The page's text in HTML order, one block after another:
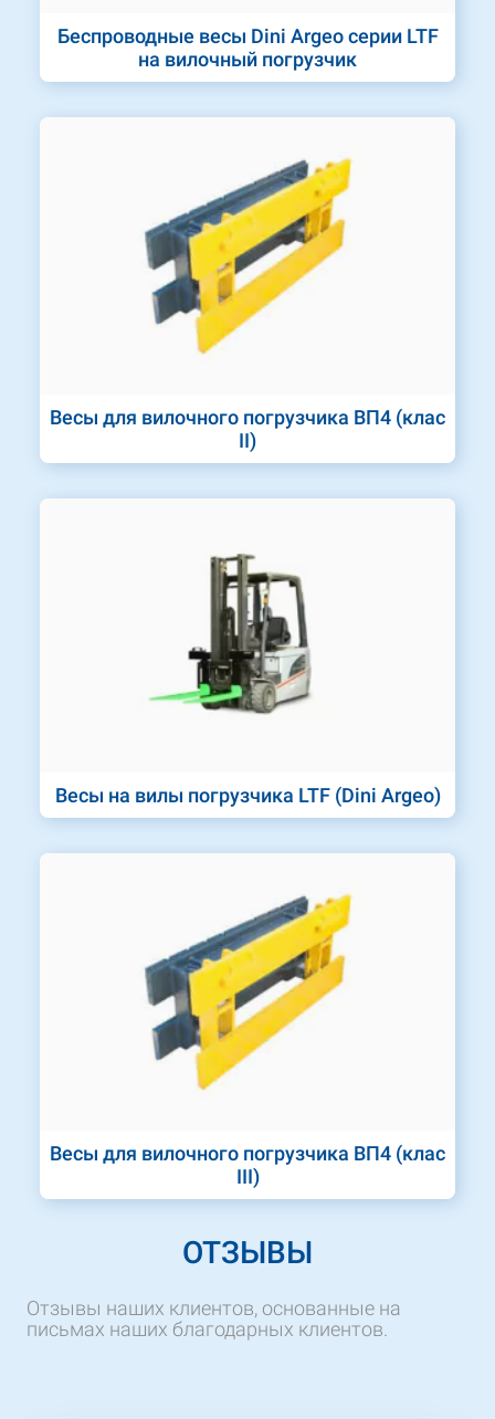
Беспроводные весы Dini Argeo серии LTF
на вилочный погрузчик
Весы для вилочного погрузчика ВП4 (клас
II)
Весы на вилы погрузчика LTF (Dini Argeo)
Весы для вилочного погрузчика ВП4 (клас
III)
ОТЗЫВЫ
Отзывы наших клиентов, основанные на
письмах наших благодарных клиентов.